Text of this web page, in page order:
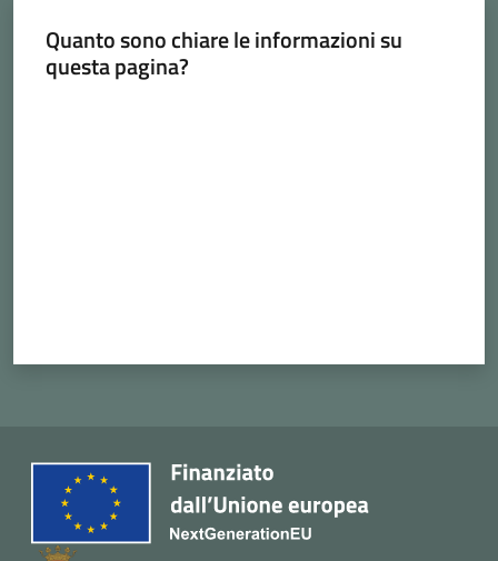
Quanto sono chiare le informazioni su
questa pagina?